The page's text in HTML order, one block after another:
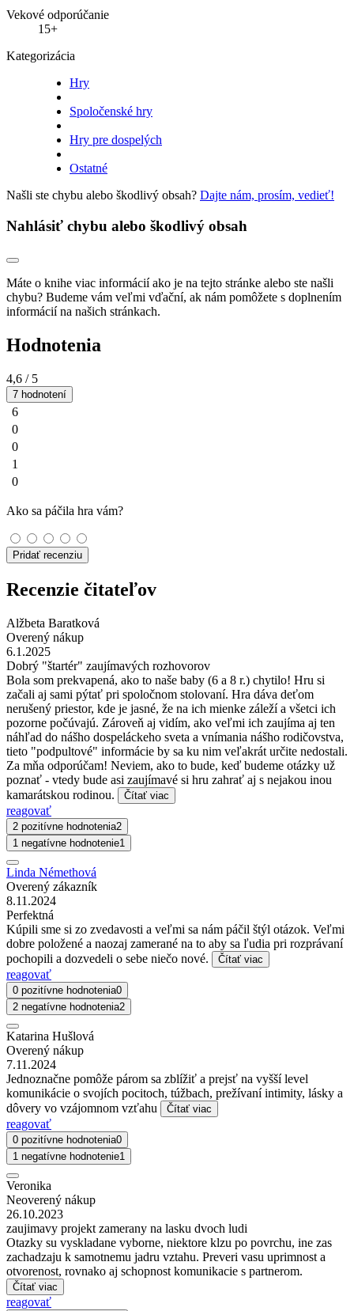
Vekové odporúčanie
15+
Kategorizácia
Hry
Spoločenské hry
Hry pre dospelých
Ostatné
Našli ste chybu alebo škodlivý obsah? Dajte nám, prosím, vedieť!
Nahlásiť chybu alebo škodlivý obsah
Máte o knihe viac informácií ako je na tejto stránke alebo ste našli
chybu? Budeme vám veľmi vďační, ak nám pomôžete s doplnením
informácií na našich stránkach.
Hodnotenia
4,6 / 5
7 hodnotení
6
0
0
1
0
Ako sa páčila hra vám?
Pridať recenziu
Recenzie čitateľov
Alžbeta Baratková
Overený nákup
6.1.2025
Dobrý "štartér" zaujímavých rozhovorov
Bola som prekvapená, ako to naše baby (6 a 8 r.) chytilo! Hru si
začali aj sami pýtať pri spoločnom stolovaní. Hra dáva deťom
nerušený priestor, kde je jasné, že na ich mienke záleží a všetci ich
pozorne počúvajú. Zároveň aj vidím, ako veľmi ich zaujíma aj ten
náhľad do nášho dospeláckeho sveta a vnímania nášho rodičovstva,
tieto "podpultové" informácie by sa ku nim veľakrát určite nedostali.
Za mňa odporúčam! Neviem, ako to bude, keď budeme otázky už
poznať - vtedy bude asi zaujímavé si hru zahrať aj s nejakou inou
kamarátskou rodinou.
Čítať viac
reagovať
2 pozitívne hodnotenia2
1 negatívne hodnotenie1
Linda Némethová
Overený zákazník
8.11.2024
Perfektná
Kúpili sme si zo zvedavosti a veľmi sa nám páčil štýl otázok. Veľmi
dobre položené a naozaj zamerané na to aby sa ľudia pri rozprávaní
pochopili a dozvedeli o sebe niečo nové.
Čítať viac
reagovať
0 pozitívne hodnotenia0
2 negatívne hodnotenia2
Katarina Hušlová
Overený nákup
7.11.2024
Jednoznačne pomôže párom sa zblížiť a prejsť na vyšší level
komunikácie o svojích pocitoch, túžbach, prežívaní intimity, lásky a
dôvery vo vzájomnom vzťahu
Čítať viac
reagovať
0 pozitívne hodnotenia0
1 negatívne hodnotenie1
Veronika
Neoverený nákup
26.10.2023
zaujimavy projekt zamerany na lasku dvoch ludi
Otazky su vyskladane vyborne, niektore klzu po povrchu, ine zas
zachadzaju k samotnemu jadru vztahu. Preveri vasu uprimnost a
otvorenost, rovnako aj schopnost komunikacie s partnerom.
Čítať viac
reagovať